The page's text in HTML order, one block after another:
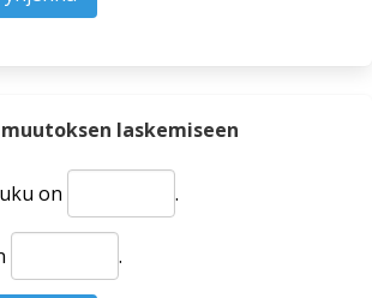
laskemiseen
on .
.